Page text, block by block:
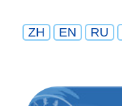
ZH EN RU